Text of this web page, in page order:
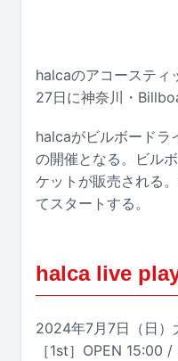
halcaのアコースティ
27日に神奈川・
halcaがビルボードラ
の開催となる。ビル
ケットが販売される
てスタートする。
halca live
2024年7月7日（日
［1st］OPEN 15:00